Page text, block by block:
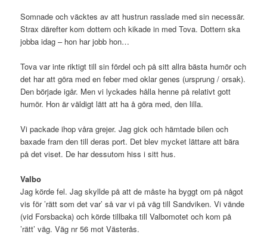
Somnade och väcktes av att hustrun rasslade med sin necessär.
Strax därefter kom dottern och kikade in med Tova. Dottern ska
jobba idag – hon har jobb hon…
Tova var inte riktigt till sin fördel och på sitt allra bästa humör och
det har att göra med en feber med oklar genes (ursprung / orsak).
Den började igår. Men vi lyckades hålla henne på relativt gott
humör. Hon är väldigt lätt att ha å göra med, den lilla.
Vi packade ihop våra grejer. Jag gick och hämtade bilen och
baxade fram den till deras port. Det blev mycket lättare att bära
på det viset. De har dessutom hiss i sitt hus.
Valbo
Jag körde fel. Jag skyllde på att de måste ha byggt om på något
vis för ’rätt som det var’ så var vi på väg till Sandviken. Vi vände
(vid Forsbacka) och körde tillbaka till Valbomotet och kom på
’rätt’ väg. Väg nr 56 mot Västerås.